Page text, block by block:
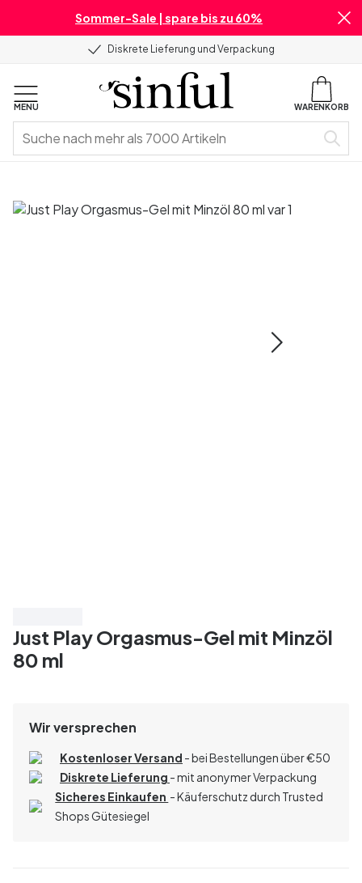
Sommer-Sale | spare bis zu 60%
Diskrete Lieferung und Verpackung
MENU WARENKORB
Just Play Orgasmus-Gel mit Minzöl
80 ml
Wir versprechen
Kostenloser Versand - bei Bestellungen über€50
Diskrete Lieferung - mit anonymer Verpackung
Sicheres Einkaufen - Käuferschutz durch Trusted
Shops Gütesiegel